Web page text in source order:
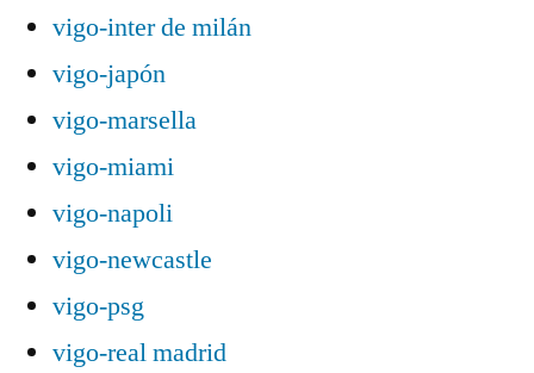
vigo-inter de milán
vigo-japón
vigo-marsella
vigo-miami
vigo-napoli
vigo-newcastle
vigo-psg
vigo-real madrid